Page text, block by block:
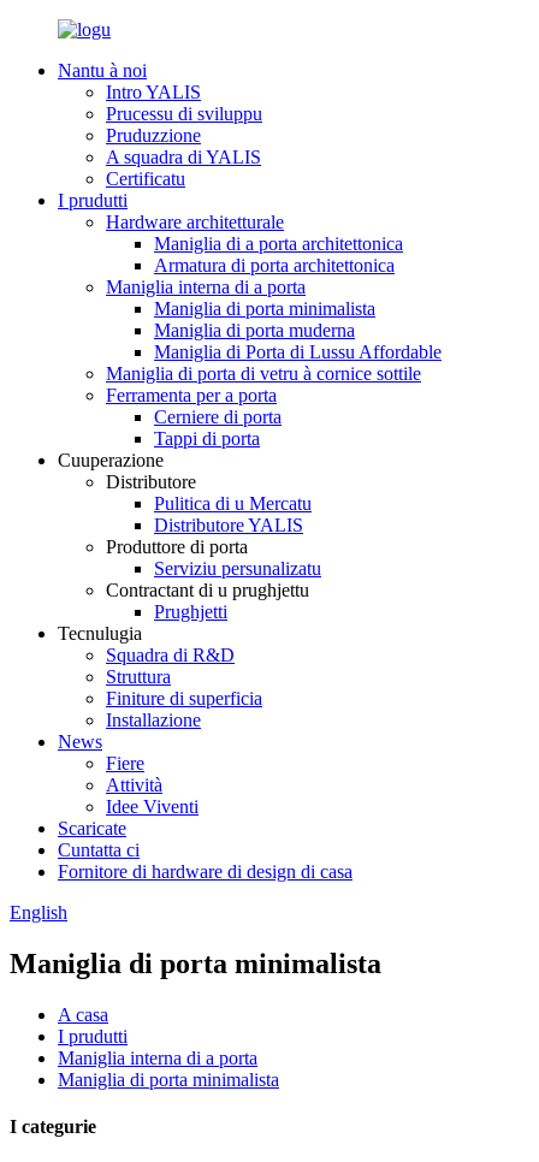
Nantu à noi
Intro YALIS
Prucessu di sviluppu
Pruduzzione
A squadra di YALIS
Certificatu
I prudutti
Hardware architetturale
Maniglia di a porta architettonica
Armatura di porta architettonica
Maniglia interna di a porta
Maniglia di porta minimalista
Maniglia di porta muderna
Maniglia di Porta di Lussu Affordable
Maniglia di porta di vetru à cornice sottile
Ferramenta per a porta
Cerniere di porta
Tappi di porta
Cuuperazione
Distributore
Pulitica di u Mercatu
Distributore YALIS
Produttore di porta
Serviziu persunalizatu
Contractant di u prughjettu
Prughjetti
Tecnulugia
Squadra di R&D
Struttura
Finiture di superficia
Installazione
News
Fiere
Attività
Idee Viventi
Scaricate
Cuntatta ci
Fornitore di hardware di design di casa
English
Maniglia di porta minimalista
A casa
I prudutti
Maniglia interna di a porta
Maniglia di porta minimalista
I categurie